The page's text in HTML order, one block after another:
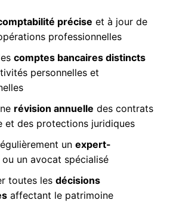
précise et à jour de
professionnelles
comptes bancaires distincts
personnelles et
révision annuelle des contrats
et des protections juridiques
un expert-
ou un avocat spécialisé
toutes les décisions
affectant le patrimoine